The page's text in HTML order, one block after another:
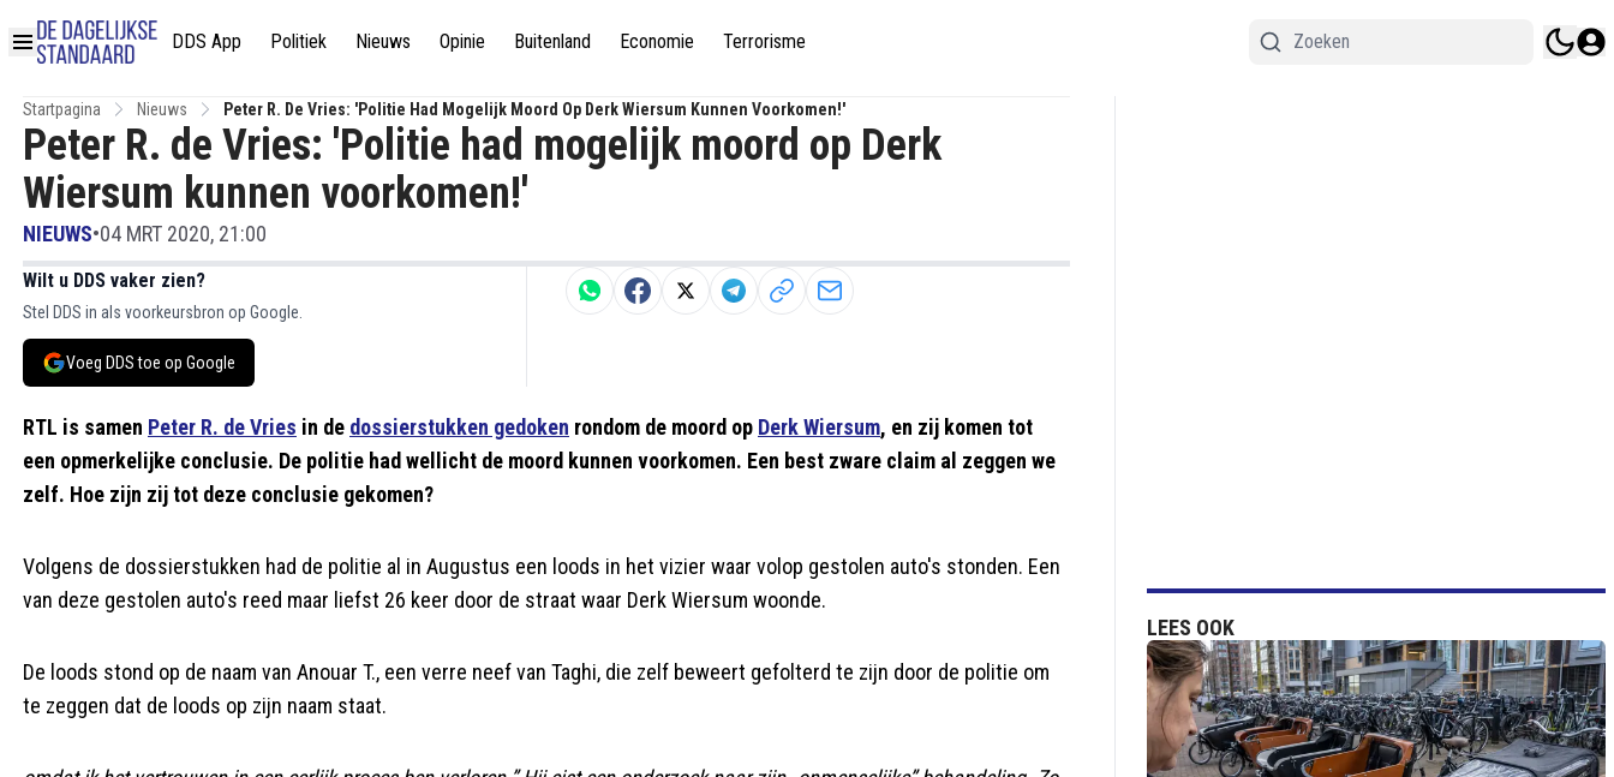
DDS App Politiek Nieuws Opinie Buitenland Economie Terrorisme
Startpagina Nieuws Peter R. De Vries: 'Politie Had Mogelijk Moord Op Derk Wiersum Kunnen Voorkomen!'
Peter R. de Vries: 'Politie had mogelijk moord op Derk
Wiersum kunnen voorkomen!'
NIEUWS•04 MRT 2020, 21:00
Wilt u DDS vaker zien?
Stel DDS in als voorkeursbron op Google.
Voeg DDS toe op Google
RTL is samen Peter R. de Vries in de dossierstukken gedoken rondom de moord op Derk Wiersum, en zij komen tot
een opmerkelijke conclusie. De politie had wellicht de moord kunnen voorkomen. Een best zware claim al zeggen we
zelf. Hoe zijn zij tot deze conclusie gekomen?
Volgens de dossierstukken had de politie al in Augustus een loods in het vizier waar volop gestolen auto's stonden. Een
van deze gestolen auto's reed maar liefst 26 keer door de straat waar Derk Wiersum woonde.
De loods stond op de naam van Anouar T., een verre neef van Taghi, die zelf beweert gefolterd te zijn door de politie om
te zeggen dat de loods op zijn naam staat.
LEES OOK